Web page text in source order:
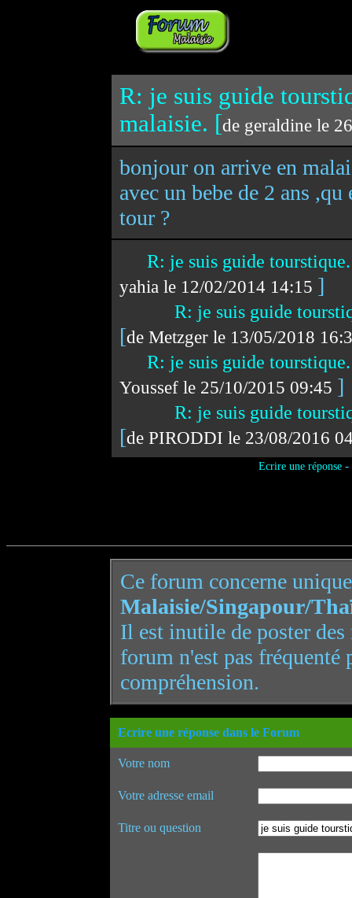
R: je suis guide
malaisie. [de geraldine le
bonjour on arrive en
avec un bebe de 2 ans
tour ?
R: je suis guide
yahia le 12/02/2014 14:15 ]
R: je suis guide
[de Metzger le 13/05/2018
R: je suis guide
Youssef le 25/10/2015 09:45 ]
R: je suis guide
[de PIRODDI le 23/08/2016
Ecrire une réponse-
Ce forum concerne
Malaisie/Singapour/
Il est inutile de poster
forum n'est pas
compréhension.
Ecrire une réponse dans le Forum
Votre nom
Votre adresse email
Titre ou question